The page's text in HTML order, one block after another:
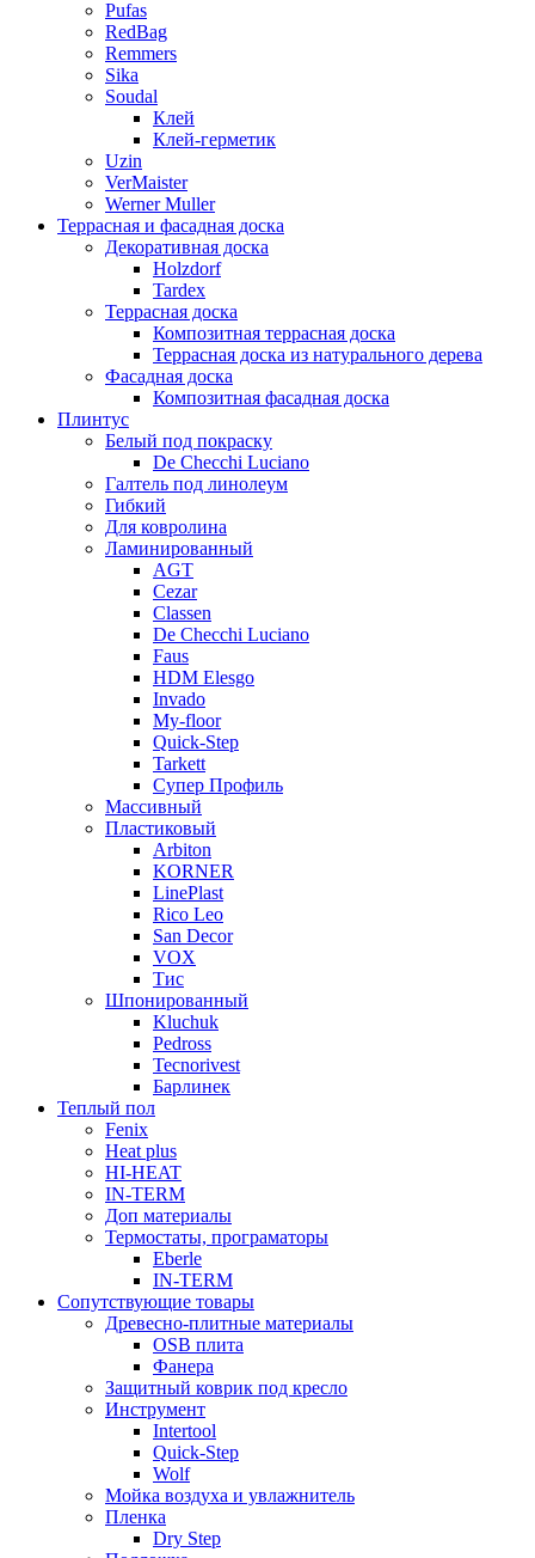
Pufas
RedBag
Remmers
Sika
Soudal
Клей
Клей-герметик
Uzin
VerMaister
Werner Muller
Террасная и фасадная доска
Декоративная доска
Holzdorf
Tardex
Террасная доска
Композитная террасная доска
Террасная доска из натурального дерева
Фасадная доска
Композитная фасадная доска
Плинтус
Белый под покраску
De Checchi Luciano
Галтель под линолеум
Гибкий
Для ковролина
Ламинированный
AGT
Cezar
Classen
De Checchi Luciano
Faus
HDM Elesgo
Invado
My-floor
Quick-Step
Tarkett
Супер Профиль
Массивный
Пластиковый
Arbiton
KORNER
LinePlast
Rico Leo
San Decor
VOX
Тис
Шпонированный
Kluchuk
Pedross
Tecnorivest
Барлинек
Теплый пол
Fenix
Heat plus
HI-HEAT
IN-TERM
Доп материалы
Термостаты, програматоры
Eberle
IN-TERM
Сопутствующие товары
Древесно-плитные материалы
OSB плита
Фанера
Защитный коврик под кресло
Инструмент
Intertool
Quick-Step
Wolf
Мойка воздуха и увлажнитель
Пленка
Dry Step